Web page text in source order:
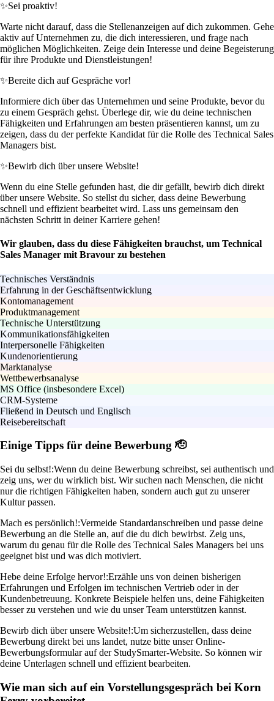
✨Sei proaktiv!
Warte nicht darauf, dass die Stellenanzeigen auf dich zukommen. Gehe
aktiv auf Unternehmen zu, die dich interessieren, und frage nach
möglichen Möglichkeiten. Zeige dein Interesse und deine Begeisterung
für ihre Produkte und Dienstleistungen!
✨Bereite dich auf Gespräche vor!
Informiere dich über das Unternehmen und seine Produkte, bevor du
zu einem Gespräch gehst. Überlege dir, wie du deine technischen
Fähigkeiten und Erfahrungen am besten präsentieren kannst, um zu
zeigen, dass du der perfekte Kandidat für die Rolle des Technical Sales
Managers bist.
✨Bewirb dich über unsere Website!
Wenn du eine Stelle gefunden hast, die dir gefällt, bewirb dich direkt
über unsere Website. So stellst du sicher, dass deine Bewerbung
schnell und effizient bearbeitet wird. Lass uns gemeinsam den
nächsten Schritt in deiner Karriere gehen!
Wir glauben, dass du diese Fähigkeiten brauchst, um Technical
Sales Manager mit Bravour zu bestehen
Technisches Verständnis
Erfahrung in der Geschäftsentwicklung
Kontomanagement
Produktmanagement
Technische Unterstützung
Kommunikationsfähigkeiten
Interpersonelle Fähigkeiten
Kundenorientierung
Marktanalyse
Wettbewerbsanalyse
MS Office (insbesondere Excel)
CRM-Systeme
Fließend in Deutsch und Englisch
Reisebereitschaft
Einige Tipps für deine Bewerbung 🫡
Sei du selbst!:Wenn du deine Bewerbung schreibst, sei authentisch und
zeig uns, wer du wirklich bist. Wir suchen nach Menschen, die nicht
nur die richtigen Fähigkeiten haben, sondern auch gut zu unserer
Kultur passen.
Mach es persönlich!:Vermeide Standardanschreiben und passe deine
Bewerbung an die Stelle an, auf die du dich bewirbst. Zeig uns,
warum du genau für die Rolle des Technical Sales Managers bei uns
geeignet bist und was dich motiviert.
Hebe deine Erfolge hervor!:Erzähle uns von deinen bisherigen
Erfahrungen und Erfolgen im technischen Vertrieb oder in der
Kundenbetreuung. Konkrete Beispiele helfen uns, deine Fähigkeiten
besser zu verstehen und wie du unser Team unterstützen kannst.
Bewirb dich über unsere Website!:Um sicherzustellen, dass deine
Bewerbung direkt bei uns landet, nutze bitte unser Online-
Bewerbungsformular auf der StudySmarter-Website. So können wir
deine Unterlagen schnell und effizient bearbeiten.
Wie man sich auf ein Vorstellungsgespräch bei Korn